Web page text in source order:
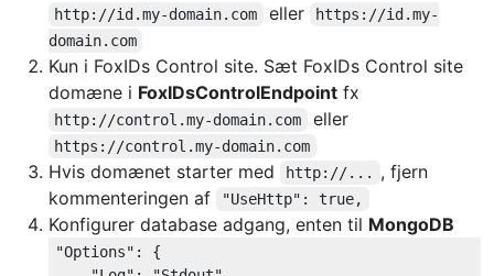
http://id.my-domain.com eller
https://id.my-
domain.com
Kun i FoxIDs Control site. Sæt FoxIDs Control site
domæne i FoxIDsControlEndpoint fx
http://control.my-domain.com eller
https://control.my-domain.com
Hvis domænet starter med http://...
, fjern
kommenteringen af
"UseHttp": true,
Konfigurer database adgang, enten til MongoDB
"Options" : {